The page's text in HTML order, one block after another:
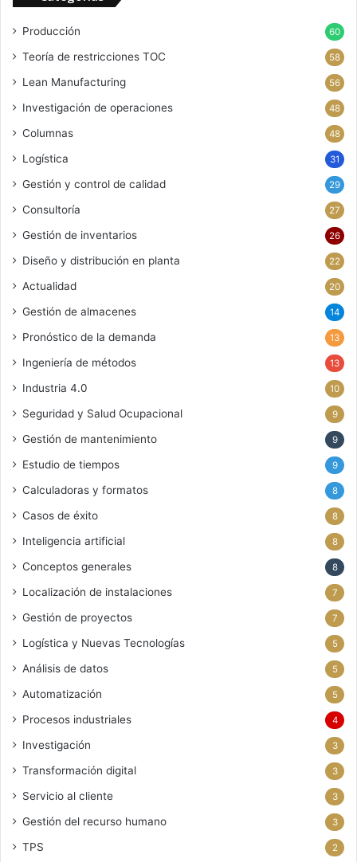
Producción 60
Teoría de restricciones TOC 58
Lean Manufacturing 56
Investigación de operaciones 48
Columnas 48
Logística 31
Gestión y control de calidad 29
Consultoría 27
Gestión de inventarios 26
Diseño y distribución en planta 22
Actualidad 20
Gestión de almacenes 14
Pronóstico de la demanda 13
Ingeniería de métodos 13
Industria 4.0 10
Seguridad y Salud Ocupacional 9
Gestión de mantenimiento 9
Estudio de tiempos 9
Calculadoras y formatos 8
Casos de éxito 8
Inteligencia artificial 8
Conceptos generales 8
Localización de instalaciones 7
Gestión de proyectos 7
Logística y Nuevas Tecnologías 5
Análisis de datos 5
Automatización 5
Procesos industriales 4
Investigación 3
Transformación digital 3
Servicio al cliente 3
Gestión del recurso humano 3
TPS 2